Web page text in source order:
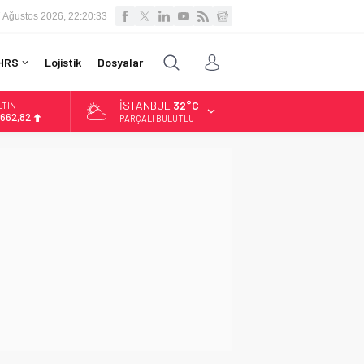
Ağustos 2026, 22:20:34
Lojistik Dosyalar
İSTANBUL 32°C
PARÇALI BULUTLU